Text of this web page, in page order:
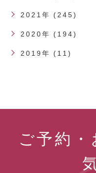
2021年 (245)
2020年 (194)
2019年 (11)
ご予約・